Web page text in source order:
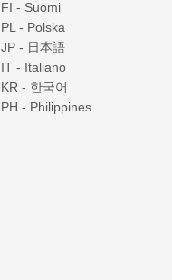
FI - Suomi
PL - Polska
JP - 日本語
IT - Italiano
KR - 한국어
PH - Philippines